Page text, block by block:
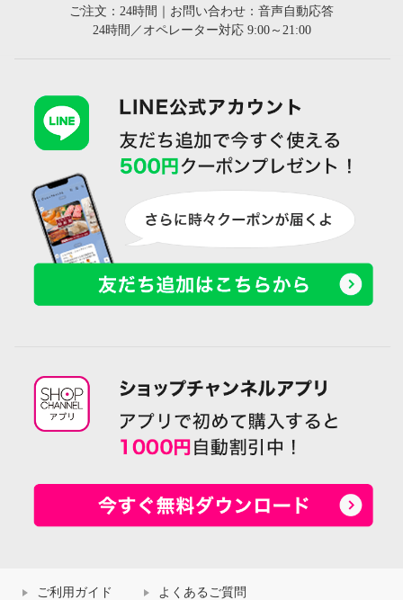
ご注文：24時間｜お問い合わせ：音声自動応答
24時間／オペレーター対応 9:00～21:00
ご利用ガイド よくあるご質問